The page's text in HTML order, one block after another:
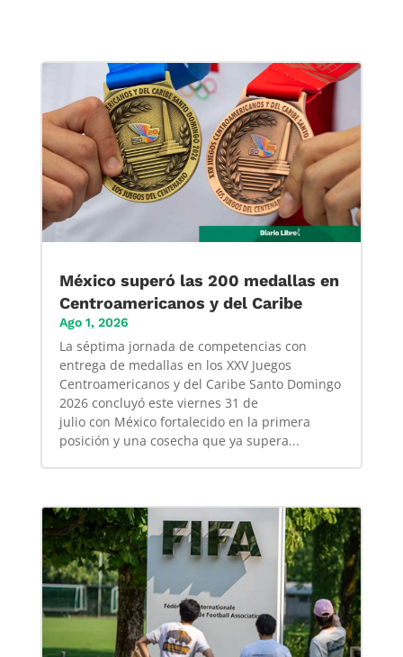
México superó las 200 medallas en
Centroamericanos y del Caribe
Ago 1, 2026
La séptima jornada de competencias con
entrega de medallas en los XXV Juegos
Centroamericanos y del Caribe Santo Domingo
2026 concluyó este viernes 31 de
julio con México fortalecido en la primera
posición y una cosecha que ya supera...